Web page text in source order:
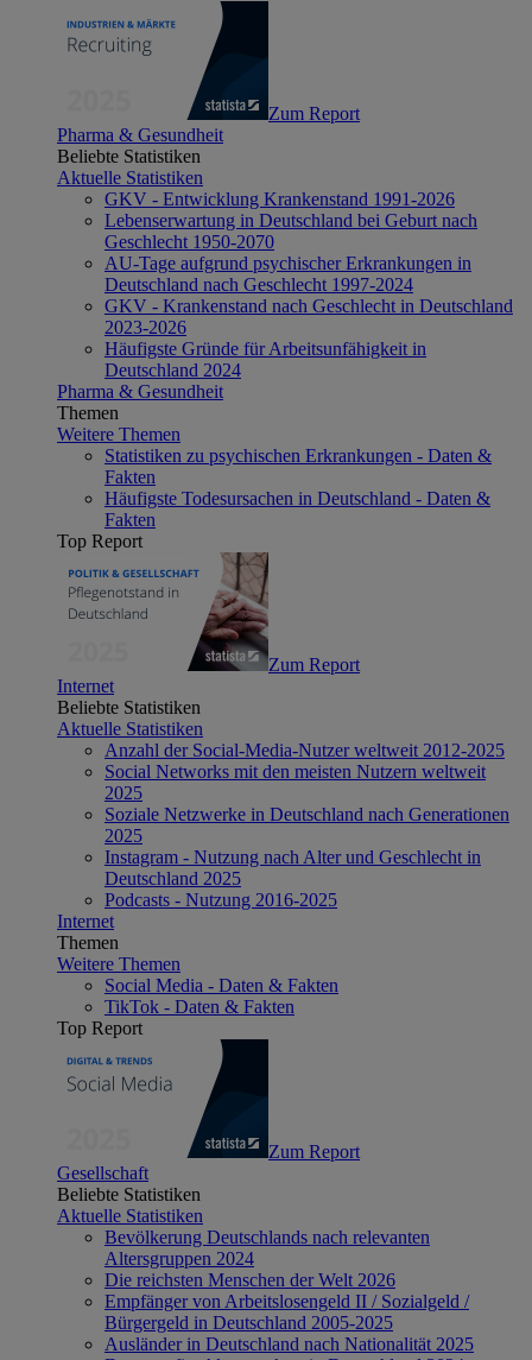
Zum Report
Pharma & Gesundheit
Beliebte Statistiken
Aktuelle Statistiken
GKV - Entwicklung Krankenstand 1991-2026
Lebenserwartung in Deutschland bei Geburt nach
Geschlecht 1950-2070
AU-Tage aufgrund psychischer Erkrankungen in
Deutschland nach Geschlecht 1997-2024
GKV - Krankenstand nach Geschlecht in Deutschland
2023-2026
Häufigste Gründe für Arbeitsunfähigkeit in
Deutschland 2024
Pharma & Gesundheit
Themen
Weitere Themen
Statistiken zu psychischen Erkrankungen - Daten &
Fakten
Häufigste Todesursachen in Deutschland - Daten &
Fakten
Top Report
Zum Report
Internet
Beliebte Statistiken
Aktuelle Statistiken
Anzahl der Social-Media-Nutzer weltweit 2012-2025
Social Networks mit den meisten Nutzern weltweit
2025
Soziale Netzwerke in Deutschland nach Generationen
2025
Instagram - Nutzung nach Alter und Geschlecht in
Deutschland 2025
Podcasts - Nutzung 2016-2025
Internet
Themen
Weitere Themen
Social Media - Daten & Fakten
TikTok - Daten & Fakten
Top Report
Zum Report
Gesellschaft
Beliebte Statistiken
Aktuelle Statistiken
Bevölkerung Deutschlands nach relevanten
Altersgruppen 2024
Die reichsten Menschen der Welt 2026
Empfänger von Arbeitslosengeld II / Sozialgeld /
Bürgergeld in Deutschland 2005-2025
Ausländer in Deutschland nach Nationalität 2025